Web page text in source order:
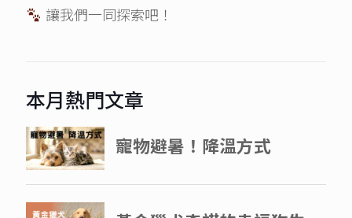
讓我們一同探索吧！
本月熱門文章